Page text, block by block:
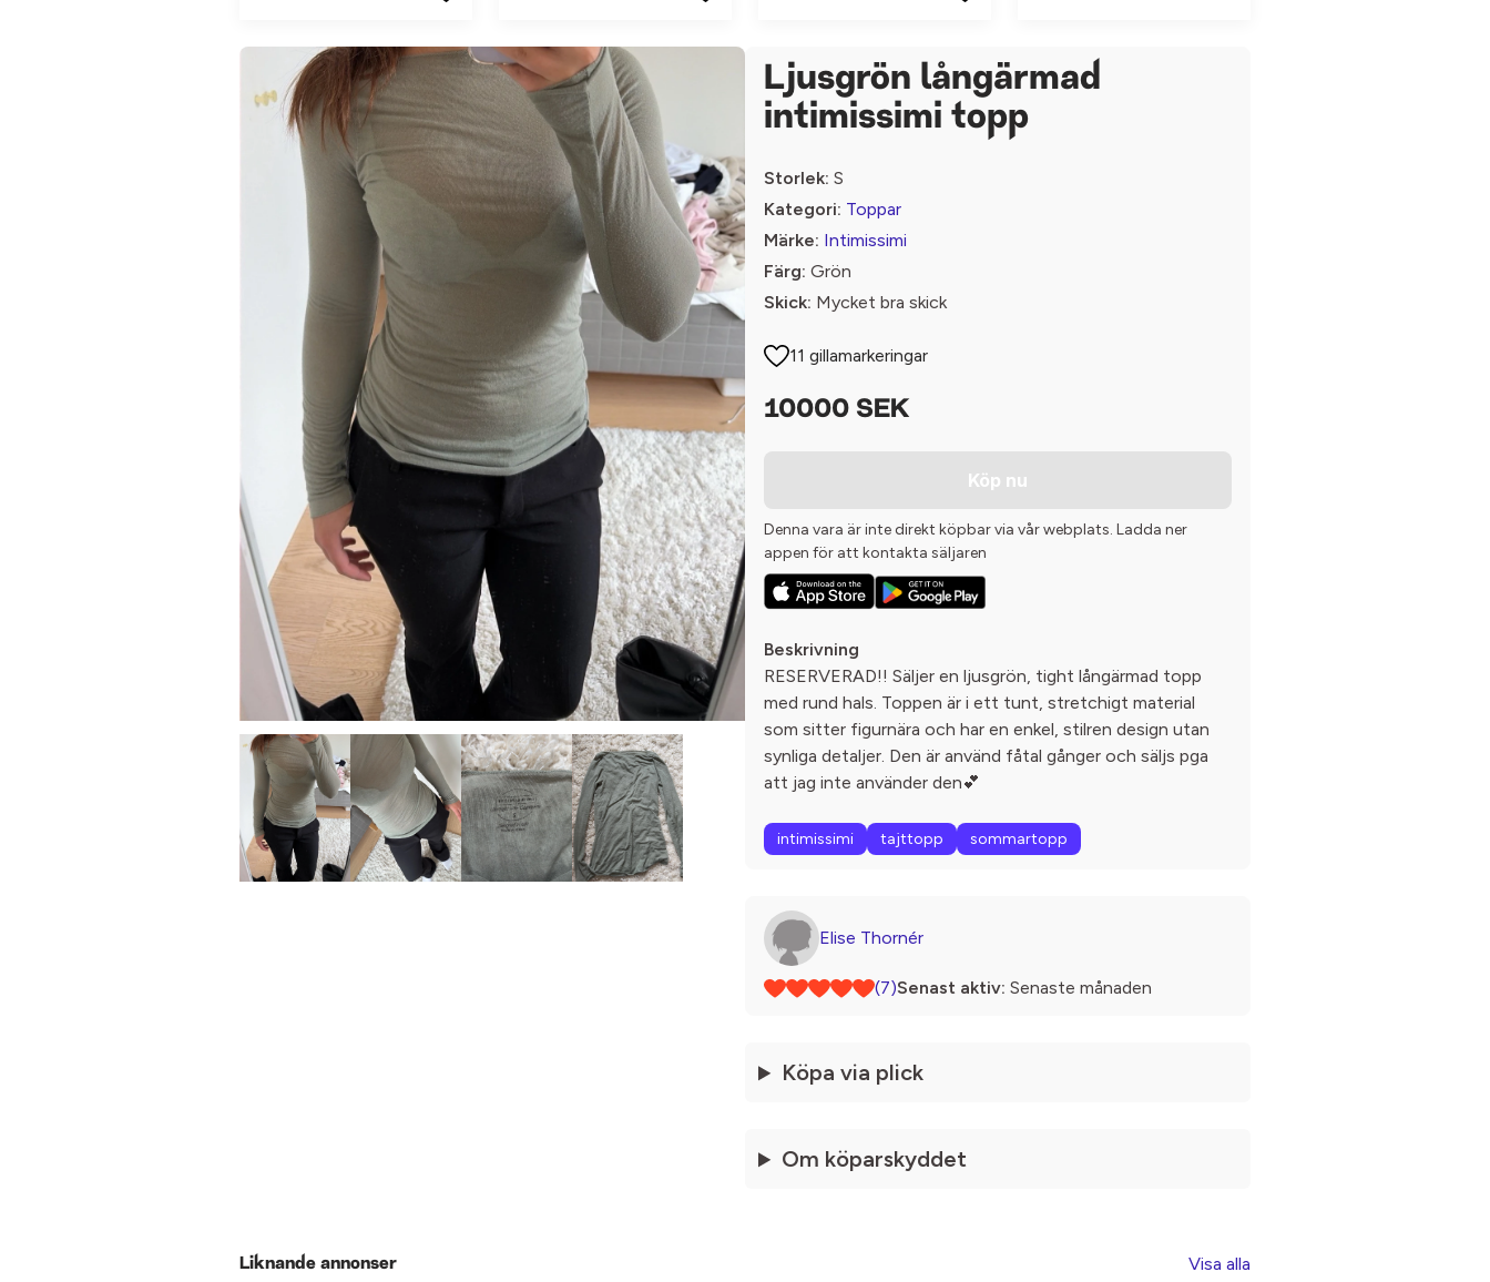
Ljusgrön långärmad
intimissimi topp
Storlek: S
Kategori: Toppar
Märke: Intimissimi
Färg: Grön
Skick: Mycket bra skick
11 gillamarkeringar
10000 SEK
Köp nu
Denna vara är inte direkt köpbar via vår webplats. Ladda ner
appen för att kontakta säljaren
Beskrivning
RESERVERAD!! Säljer en ljusgrön, tight långärmad topp
med rund hals. Toppen är i ett tunt, stretchigt material
som sitter figurnära och har en enkel, stilren design utan
synliga detaljer. Den är använd fåtal gånger och säljs pga
att jag inte använder den💕
intimissimi tajttopp sommartopp
Elise Thornér
(7)Senast aktiv: Senaste månaden
Köpa via plick
Om köparskyddet
Liknande annonser Visa alla